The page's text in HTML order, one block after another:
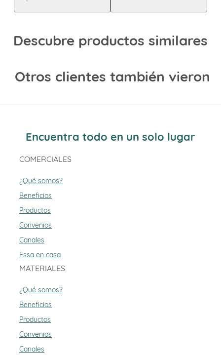
Descubre productos similares
Otros clientes también vieron
Encuentra todo en un solo lugar
COMERCIALES
¿Qué somos?
Beneficios
Productos
Convenios
Canales
Essa en casa
MATERIALES
¿Qué somos?
Beneficios
Productos
Convenios
Canales